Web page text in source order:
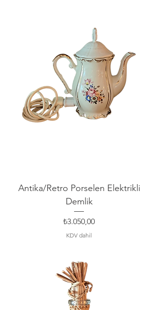
Antika/Retro Porselen Elektrikli
Demlik
Fiyat
₺3.050,00
KDV dahil